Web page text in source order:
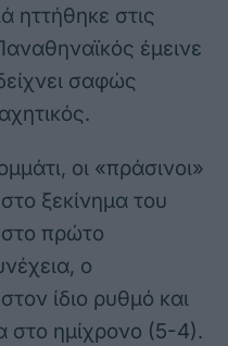
ηττήθηκε στις
έμεινε
σαφώς
οι «πράσινοι»
ξεκίνημα του
πρώτο
ο
ίδιο ρυθμό και
στο ημίχρονο (5-4).